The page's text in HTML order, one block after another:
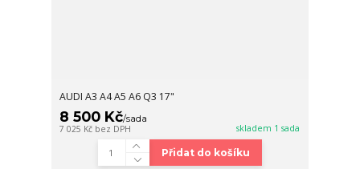
AUDI A3 A4 A5 A6 Q3 17"
8 500 Kč/sada
7 025 Kč bez DPH skladem 1 sada
Přidat do košíku